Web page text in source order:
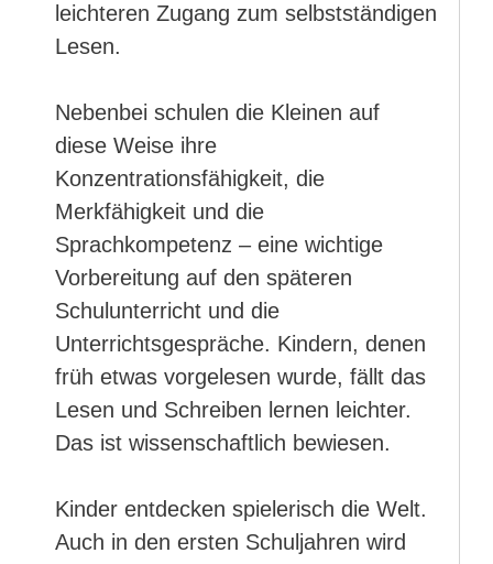
leichteren Zugang zum selbstständigen
Lesen.
Nebenbei schulen die Kleinen auf
diese Weise ihre
Konzentrationsfähigkeit, die
Merkfähigkeit und die
Sprachkompetenz – eine wichtige
Vorbereitung auf den späteren
Schulunterricht und die
Unterrichtsgespräche. Kindern, denen
früh etwas vorgelesen wurde, fällt das
Lesen und Schreiben lernen leichter.
Das ist wissenschaftlich bewiesen.
Kinder entdecken spielerisch die Welt.
Auch in den ersten Schuljahren wird